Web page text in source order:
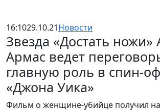
16:1029.10.21Новости
Звезда «Достать ножи»
Армас ведет
главную роль в спин-
«Джона Уика»
Фильм о женщине-убийце получил